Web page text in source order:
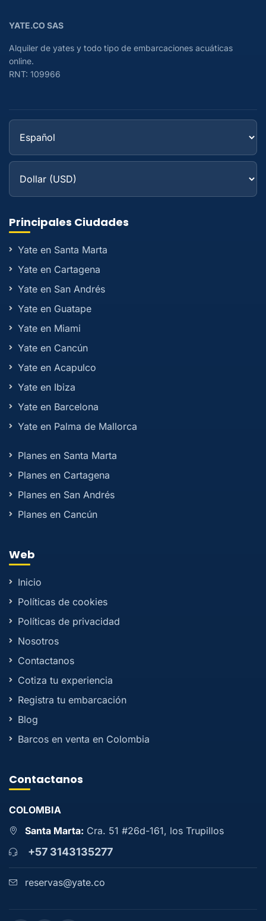
YATE.CO SAS
Alquiler de yates y todo tipo de embarcaciones acuáticas
online.
RNT: 109966
Principales Ciudades
Yate en Santa Marta
Yate en Cartagena
Yate en San Andrés
Yate en Guatape
Yate en Miami
Yate en Cancún
Yate en Acapulco
Yate en Ibiza
Yate en Barcelona
Yate en Palma de Mallorca
Planes en Santa Marta
Planes en Cartagena
Planes en San Andrés
Planes en Cancún
Web
Inicio
Políticas de cookies
Políticas de privacidad
Nosotros
Contactanos
Cotiza tu experiencia
Registra tu embarcación
Blog
Barcos en venta en Colombia
Contactanos
COLOMBIA
Santa Marta: Cra. 51 #26d-161, los Trupillos
+57 3143135277
reservas@yate.co